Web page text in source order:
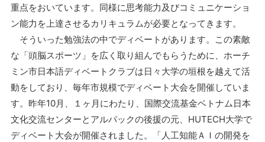
重点をおいています。同様に思考能力及びコミュニケーショ
ン能力を上達させるカリキュラムが必要となってきます。
そういった勉強法の中でディベートがあります。この素敵
な「頭脳スポーツ」を広く取り組んでもらうために、ホーチ
ミン市日本語ディベートクラブは日々大学の垣根を越えて活
動をしており、毎年市規模でディベート大会を開催していま
す。昨年10月、１ヶ月にわたり、国際交流基金ベトナム日本
文化交流センターとアルパックの後援の元、HUTECH大学で
ディベート大会が開催されました。「人工知能ＡＩの開発を